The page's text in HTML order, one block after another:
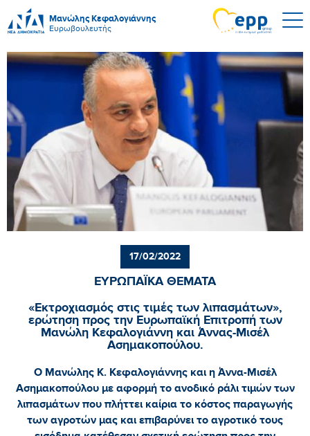
Μανώλης Κεφαλογιάννης
Ευρωβουλευτής
17/02/2022
ΕΥΡΩΠΑΪΚΑ ΘΕΜΑΤΑ
«Εκτροχιασμός στις τιμές των λιπασμάτων»,
ερώτηση προς την Ευρωπαϊκή Επιτροπή των
Μανώλη Κεφαλογιάννη και Άννας-Μισέλ
Ασημακοπούλου.
Ο Μανώλης Κ. Κεφαλογιάννης και η Άννα-Μισέλ
Ασημακοπούλου με αφορμή το ανοδικό ράλι τιμών των
λιπασμάτων που πλήττει καίρια το κόστος παραγωγής
των αγροτών μας και επιβαρύνει το αγροτικό τους